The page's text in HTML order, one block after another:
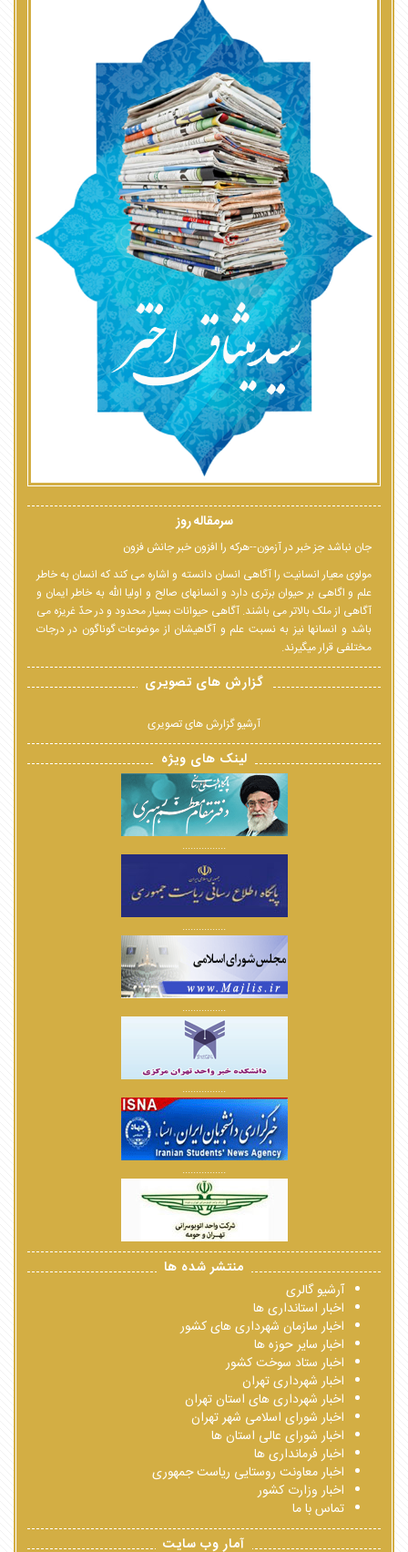
سرمقاله روز
جان نباشد جز خبر در آزمون--هرکه را افزون خبر جانش فزون
مولوی معیار انسانیت را آگاهی انسان دانسته و اشاره می کند که انسان به خاطر
علم و اگاهی بر حیوان برتری دارد و انسانهای صالح و اولیا الله به خاطر ایمان و
آگاهی از ملک بالاتر می باشند. آگاهی حیوانات بسیار محدود و در حدّ غریزه می
باشد و انسانها نیز به نسبت علم و آگاهیشان از موضوعات گوناگون در درجات
مختلفی قرار میگیرند.
گزارش های تصویری
آرشیو گزارش های تصویری
لینک های ویژه
................
................
................
................
................
منتشر شده ها
آرشیو گالری
اخبار استانداری ها
اخبار سازمان شهرداری های کشور
اخبار سایر حوزه ها
اخبار ستاد سوخت کشور
اخبار شهرداری تهران
اخبار شهرداری های استان تهران
اخبار شورای اسلامی شهر تهران
اخبار شورای عالی استان ها
اخبار فرمانداری ها
اخبار معاونت روستایی ریاست جمهوری
اخبار وزارت کشور
تماس با ما
آمار وب سایت